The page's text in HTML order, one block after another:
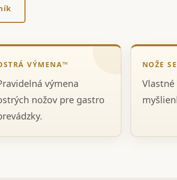
VÝMENA™
výmena
nožov pre gastro
NOŽE
Vlastné